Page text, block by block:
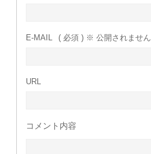
E-MAIL ( 必須 ) ※ 公開されません
URL
コメント内容